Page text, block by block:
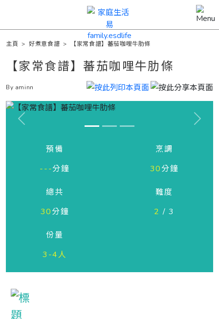
主頁 >好煮意食譜 > 【家常食譜】蕃茄咖哩牛肋條
【家常食譜】蕃茄咖哩牛肋條
By aminn
Previous Next
預備
---分鐘
烹調
30分鐘
總共
30分鐘
難度
2 / 3
份量
3-4人